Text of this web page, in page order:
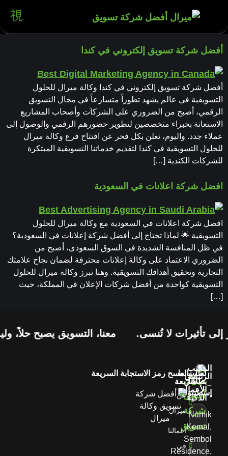
أفضل شركة تسويق إلكتروني في كندا
أفضل شركة تسويق إلكتروني في كندا وكالة ميرال للحلول
التسويقية في عالم يشهد تطوراً متسارعاً في مجال التسويق
الرقمي، أصبح من الضروري على الشركات وأصحاب المشاريع
الاستعانة بخبراء متخصصين لتطوير حضورهم الرقمي والوصول إلى
عملاء جدد. واليوم، نعلن بكل فخر عن افتتاح فرع وكالة ميرال
للحلول التسويقية في كندا لتقديم خدماتنا التسويقية المبتكرة
للشركات الكندية […]
افضل شركة اعلانات في السعودية
افضل شركة اعلانات في السعودية مع وكالة ميرال للحلول
التسويقية 🌟 لماذا تحتاج إلى أفضل شركة إعلانات في السعودية؟
في ظل المنافسة الشديدة في السوق السعودي، أصبح من
الضروري الاعتماد على وكالة إعلانات محترفة لضمان نجاح علامتك
التجارية وتحقيق أهدافك التسويقية. وهنا تبرز وكالة ميرال للحلول
التسويقية كواحدة من أفضل شركات الإعلان في المملكة، حيث
[…]
معنا، التسويق يصبح حلاً، تأثيرات لا تُنسى.
المكتب
الرئيسي
–
إسطنبول
Namık
Kemal,
Sembol
Residence,
لطلب
بطاقة
الأعمال
الذكية
روابط
سريعة
عن
ميرال
أعمالنا
في
امسح رمز الاستجابة السريعة